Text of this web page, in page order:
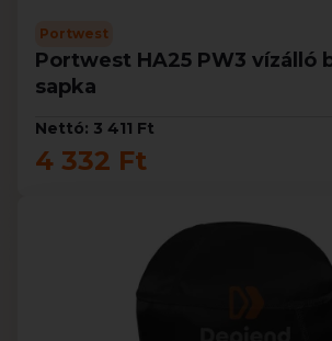
Portwest
Portwest HA25 PW3 vízálló
sapka
Nettó: 3 411 Ft
4 332 Ft